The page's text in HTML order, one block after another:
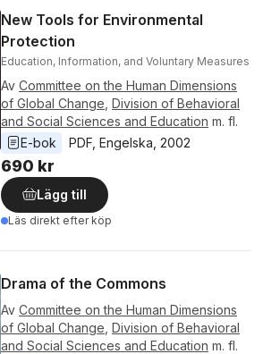
New Tools for Environmental
Protection
Education, Information, and Voluntary Measures
Av Committee on the Human Dimensions
of Global Change Division of Behavioral
and Social Sciences and Education m. fl.
E-bok
PDF Engelska 2002
690 kr
Lägg till
Läs direkt efter köp
Drama of the Commons
Av Committee on the Human Dimensions
of Global Change Division of Behavioral
and Social Sciences and Education m. fl.